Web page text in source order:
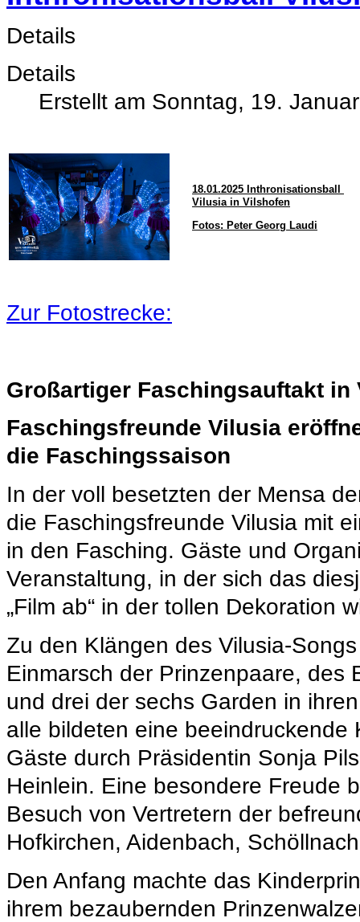
Details
Details
Erstellt am Sonntag, 19.
18.01.2025 Inthronisationsball
Vilusia in Vilshofen
Fotos: Peter Georg Laudi
Zur Fotostrecke:
Großartiger Faschingsauftakt in
Faschingsfreunde Vilusia
die Faschingssaison
In der voll besetzten der Mensa
die Faschingsfreunde Vilusia mit
in den Fasching. Gäste und
Veranstaltung, in der sich das
„Film ab“ in der tollen Dekoration
Zu den Klängen des Vilusia-
Einmarsch der Prinzenpaare, des
und drei der sechs Garden in
alle bildeten eine
Gäste durch Präsidentin Sonja
Heinlein. Eine besondere Freude
Besuch von Vertretern der
Hofkirchen, Aidenbach,
Den Anfang machte das
ihrem bezaubernden